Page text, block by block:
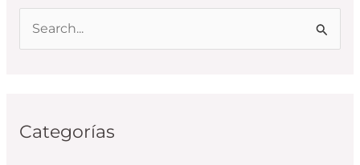
a
Categorías